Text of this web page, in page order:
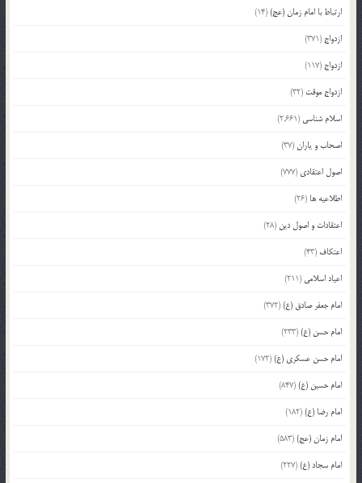
ارتباط با امام زمان (عج)(14)
ازدواج (371)
ازدواج (117)
ازدواج موقت (32)
اسلام شناسی (2,661)
اصحاب و یاران(37)
اصول اعتقادی (777)
اطلاعیه ها (26)
اعتقادات و اصول دین (28)
اعتکاف (43)
اعیاد اسلامی (211)
امام جعفر صادق (ع)(372)
امام حسن (ع)(233)
امام حسن عسکری (ع)(172)
امام حسین (ع)(847)
امام رضا (ع)(182)
امام زمان (عج)(583)
امام سجاد (ع)(227)